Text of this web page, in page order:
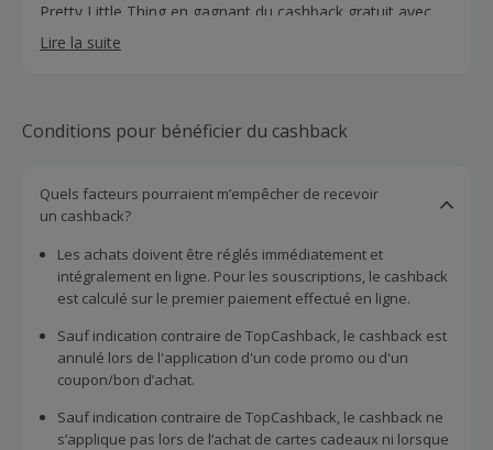
Pretty Little Thing en gagnant du cashback gratuit avec
nous.
Lire la suite
Conditions pour bénéficier du cashback
Quels facteurs pourraient m’empêcher de recevoir
un cashback?
Les achats doivent être réglés immédiatement et
intégralement en ligne. Pour les souscriptions, le cashback
est calculé sur le premier paiement effectué en ligne.
Sauf indication contraire de TopCashback, le cashback est
annulé lors de l'application d'un code promo ou d'un
coupon/bon d’achat.
Sauf indication contraire de TopCashback, le cashback ne
s’applique pas lors de l’achat de cartes cadeaux ni lorsque